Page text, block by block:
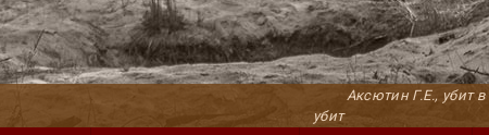
Аксютин Г.Е., убит в бою
убит